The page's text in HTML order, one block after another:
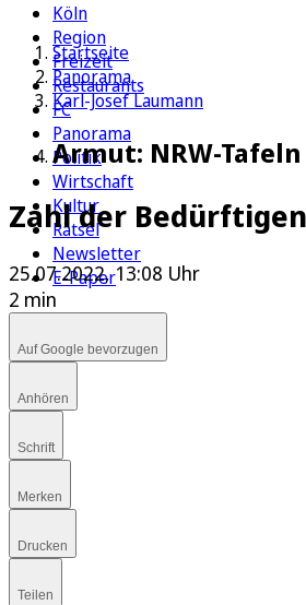
Köln
Region
Freizeit
Restaurants
FC
Panorama
Politik
Wirtschaft
Kultur
Rätsel
Newsletter
E-Paper
Startseite
Panorama
Karl-Josef Laumann
Armut: NRW-
Zahl der
25.07.2022, 13:08 Uhr
2 min
Auf Google bevorzugen
Anhören
Schrift
Merken
Drucken
Teilen